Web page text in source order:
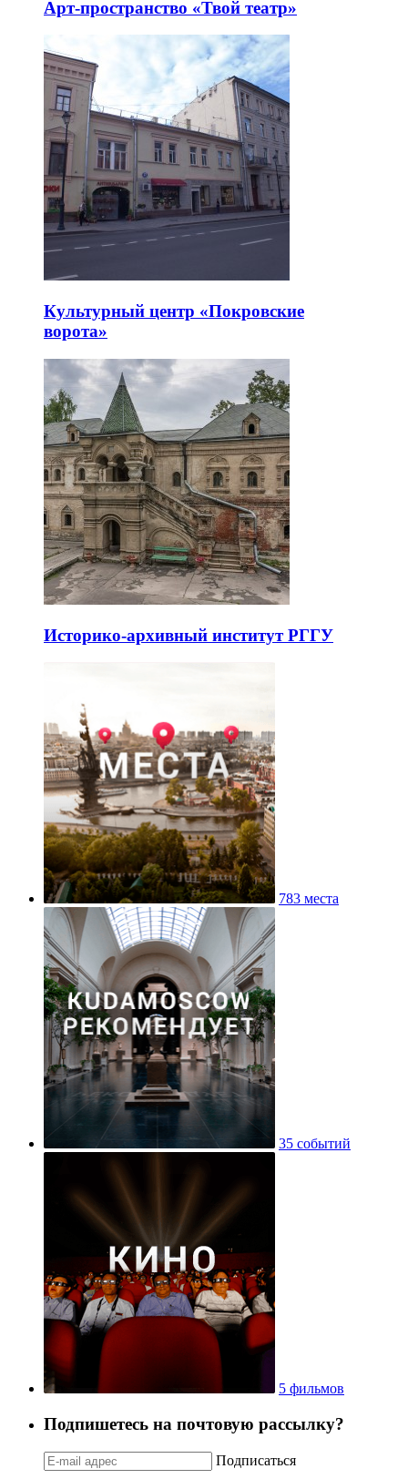
Арт-пространство «Твой театр»
Культурный центр «Покровские
ворота»
Историко-архивный институт РГГУ
783 места
35 событий
5 фильмов
Подпишетесь на почтовую рассылку?
Подписаться